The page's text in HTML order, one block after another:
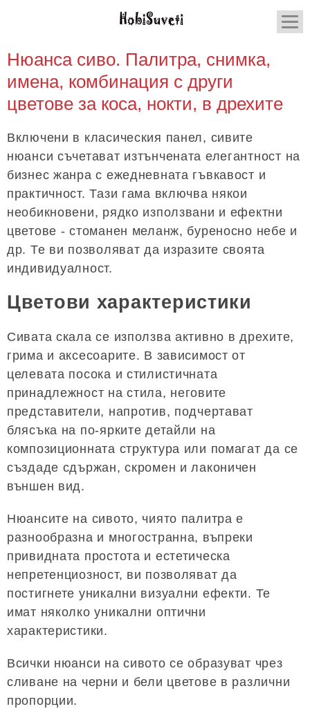
Нюанса сиво. Палитра, снимка,
имена, комбинация с други
цветове за коса, нокти, в дрехите
Включени в класическия панел, сивите
нюанси съчетават изтънчената елегантност на
бизнес жанра с ежедневната гъвкавост и
практичност. Тази гама включва някои
необикновени, рядко използвани и ефектни
цветове - стоманен меланж, буреносно небе и
др. Те ви позволяват да изразите своята
индивидуалност.
Цветови характеристики
Сивата скала се използва активно в дрехите,
грима и аксесоарите. В зависимост от
целевата посока и стилистичната
принадлежност на стила, неговите
представители, напротив, подчертават
блясъка на по-ярките детайли на
композиционната структура или помагат да се
създаде сдържан, скромен и лаконичен
външен вид.
Нюансите на сивото, чиято палитра е
разнообразна и многостранна, въпреки
привидната простота и естетическа
непретенциозност, ви позволяват да
постигнете уникални визуални ефекти. Те
имат няколко уникални оптични
характеристики.
Всички нюанси на сивото се образуват чрез
сливане на черни и бели цветове в различни
пропорции.